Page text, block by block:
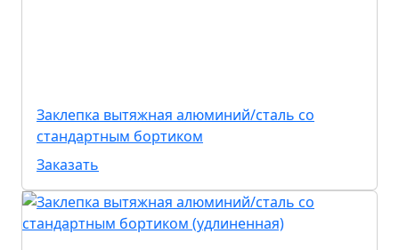
Заклепка вытяжная алюминий/сталь со
стандартным бортиком
Заказать